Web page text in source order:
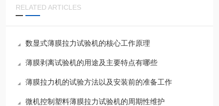
RELATED ARTICLES
数显式薄膜拉力试验机的核心工作原理
薄膜剥离试验机的用途及主要特点有哪些
薄膜拉力机的试验方法以及安装前的准备工作
微机控制塑料薄膜拉力试验机的周期性维护